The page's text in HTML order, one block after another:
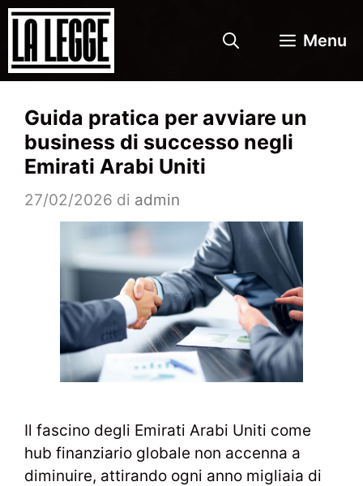
Vai
contenuto
Menu
Guida pratica per avviare un
business di successo negli
Emirati Arabi Uniti
27/02/2026 di admin
Il fascino degli Emirati Arabi Uniti come
hub finanziario globale non accenna a
diminuire, attirando ogni anno migliaia di